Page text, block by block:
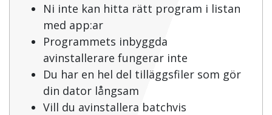
Ni inte kan hitta rätt program i listan
med app:ar
Programmets inbyggda
avinstallerare fungerar inte
Du har en hel del tilläggsfiler som gör
din dator långsam
Vill du avinstallera batchvis